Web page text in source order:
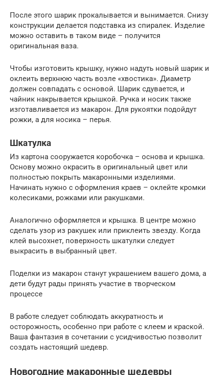
После этого шарик прокалывается и вынимается. Снизу
конструкции делается подставка из спиралек. Изделие
можно оставить в таком виде – получится
оригинальная ваза.
Чтобы изготовить крышку, нужно надуть новый шарик и
оклеить верхнюю часть возле «хвостика». Диаметр
должен совпадать с основой. Шарик сдувается, и
чайник накрывается крышкой. Ручка и носик также
изготавливается из макарон. Для рукоятки подойдут
рожки, а для носика – перья.
Шкатулка
Из картона сооружается коробочка – основа и крышка.
Основу можно окрасить в оригинальный цвет или
полностью покрыть макаронными изделиями.
Начинать нужно с оформления краев – оклейте кромки
колесиками, рожками или ракушками.
Аналогично оформляется и крышка. В центре можно
сделать узор из ракушек или приклеить звезду. Когда
клей высохнет, поверхность шкатулки следует
выкрасить в выбранный цвет.
Поделки из макарон станут украшением вашего дома, а
дети будут рады принять участие в творческом
процессе
В работе следует соблюдать аккуратность и
осторожность, особенно при работе с клеем и краской.
Ваша фантазия в сочетании с усидчивостью позволит
создать настоящий шедевр.
Новогодние макаронные шедевры